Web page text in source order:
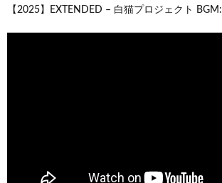
【2025】EXTENDED – 白猫プロジェクト BGM: